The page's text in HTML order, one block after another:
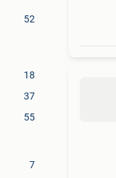
52
18
37
55
7